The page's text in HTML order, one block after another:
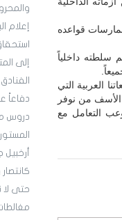
إعلام
إلى
الفنادق
دفاعاً
دروس
حتى لا
قواعده
سلطته داخلياً
العربية التي
الأسف من نوفر
التعامل مع